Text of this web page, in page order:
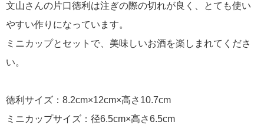
文山さんの片口徳利は注ぎの際の切れが良く、とても使い
やすい作りになっています。
ミニカップとセットで、美味しいお酒を楽しまれてくださ
い。
徳利サイズ：8.2cm×12cm×高さ10.7cm
ミニカップサイズ：径6.5cm×高さ6.5cm